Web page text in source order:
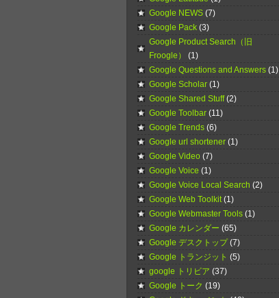
Google NEWS (7)
Google Pack (3)
Google Product Search（旧
Froogle）
(1)
Google Questions and Answers (1)
Google Scholar (1)
Google Shared Stuff(2)
Google Toolbar (11)
Google Trends (6)
Google url shortener (1)
Google Video (7)
Google Voice (1)
Google Voice Local Search (2)
Google Web Toolkit(1)
Google Webmaster Tools (1)
Google カレンダー (65)
Google デスクトップ(7)
Google トランジット (5)
google トリビア (37)
Google トーク (19)